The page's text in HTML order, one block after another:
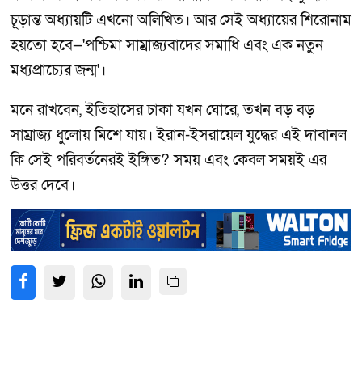
চূড়ান্ত অধ্যায়টি এখনো অলিখিত। আর সেই অধ্যায়ের শিরোনাম
হয়তো হবে—'পশ্চিমা সাম্রাজ্যবাদের সমাধি এবং এক নতুন
মধ্যপ্রাচ্যের জন্ম'।
মনে রাখবেন, ইতিহাসের চাকা যখন ঘোরে, তখন বড় বড়
সাম্রাজ্য ধুলোয় মিশে যায়। ইরান-ইসরায়েল যুদ্ধের এই দাবানল
কি সেই পরিবর্তনেরই ইঙ্গিত? সময় এবং কেবল সময়ই এর
উত্তর দেবে।